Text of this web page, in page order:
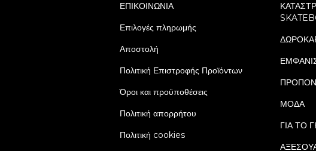
ΕΠΙΚΟΙΝΩΝΙΑ
Επιλογές πληρωμής
Αποστολή
Πολιτική Επιστροφής Προϊόντων
Όροι και προϋποθέσεις
Πολιτική απορρήτου
Πολιτική cookies
ΜΟΔΑ
ΓΙΑ ΤΟ